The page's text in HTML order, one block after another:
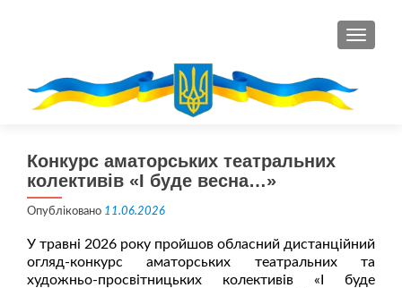
Конкурс аматорських театральних
колективів «І буде весна…»
Опубліковано 11.06.2026
У травні 2026 року пройшов обласний дистанційний
огляд-конкурс аматорських театральних та
художньо-просвітницьких колективів «І буде